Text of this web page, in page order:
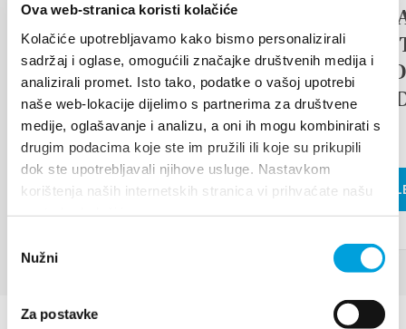
Ova web-stranica koristi kolačiće
Kolačiće upotrebljavamo kako bismo personalizirali
sadržaj i oglase, omogućili značajke društvenih medija i
analizirali promet. Isto tako, podatke o vašoj upotrebi
naše web-lokacije dijelimo s partnerima za društvene
medije, oglašavanje i analizu, a oni ih mogu kombinirati s
drugim podacima koje ste im pružili ili koje su prikupili
dok ste upotrebljavali njihove usluge. Nastavkom
korištenja naših internetskih stranica vi prihvaćate našu
pristanka
Nužni
Za postavke
Villa Nika, Kamberovo šetalište 30,
21216 Kaštel Stari, Hrvatska
Richtungen
the stage for an unforgettable
musical experience. At the
traditional...
WEITERLESEN
17th
FAIR